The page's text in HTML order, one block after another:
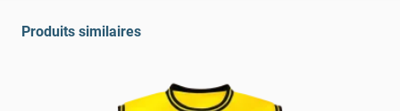
Produits similaires